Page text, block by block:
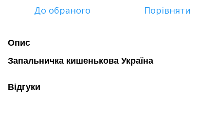
До обраного Порівняти
Опис
Запальничка кишенькова Україна
Відгуки